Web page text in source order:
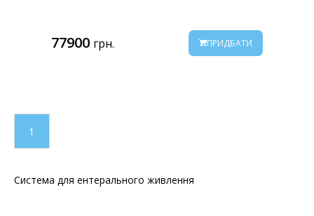
77900 грн. ПРИДБАТИ
1
Система для ентерального живлення